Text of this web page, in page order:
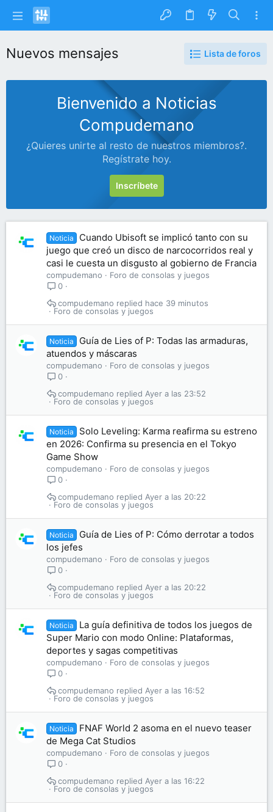
Nuevos mensajes Lista de foros
Bienvenido a Noticias
Compudemano
¿Quieres unirte al resto de nuestros miembros?.
Regístrate hoy.
Inscríbete
Noticia
Cuando Ubisoft se implicó tanto con su
juego que creó un disco de narcocorridos real y
casi le cuesta un disgusto al gobierno de Francia
compudemano
Foro de consolas y juegos
0
Foro de consolas y juegos
hace 39 minutos
compudemano
Noticia
Guía de Lies of P: Todas las armaduras,
atuendos y máscaras
compudemano
Foro de consolas y juegos
0
Foro de consolas y juegos
Ayer a las 23:52
compudemano
Noticia
Solo Leveling: Karma reafirma su estreno
en 2026: Confirma su presencia en el Tokyo
Game Show
compudemano
Foro de consolas y juegos
0
Foro de consolas y juegos
Ayer a las 20:22
compudemano
Noticia
Guía de Lies of P: Cómo derrotar a todos
los jefes
compudemano
Foro de consolas y juegos
0
Foro de consolas y juegos
Ayer a las 20:22
compudemano
Noticia
La guía definitiva de todos los juegos de
Super Mario con modo Online: Plataformas,
deportes y sagas competitivas
compudemano
Foro de consolas y juegos
0
Foro de consolas y juegos
Ayer a las 16:52
compudemano
Noticia
FNAF World 2 asoma en el nuevo teaser
de Mega Cat Studios
compudemano
Foro de consolas y juegos
0
Foro de consolas y juegos
Ayer a las 16:22
compudemano